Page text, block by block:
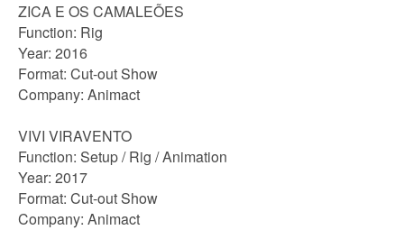
ZICA E OS CAMALEÕES
Function: Rig
Year: 2016
Format: Cut-out Show
Company: Animact
VIVI VIRAVENTO
Function: Setup / Rig / Animation
Year: 2017
Format: Cut-out Show
Company: Animact